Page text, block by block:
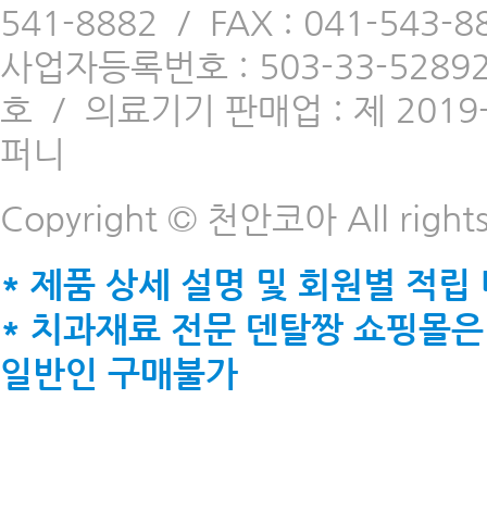
541-8882 / FAX : 041-543-
사업자등록번호 : 503-33-
호 / 의료기기 판매업 : 제
퍼니
Copyright © 천안코아 All
* 제품 상세 설명 및 회원별 적
* 치과재료 전문 덴탈짱 쇼핑몰
일반인 구매불가